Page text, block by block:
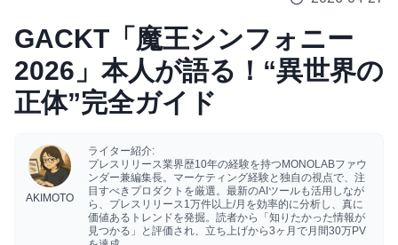
GACKT「魔王シンフォニー
2026」本人が語る！“異世界の
正体”完全ガイド
AKIMOTO
ライター紹介:
プレスリリース業界歴10年の経験を持つMONOLABファウ
ンダー兼編集長。マーケティング経験と独自の視点で、注
目すべきプロダクトを厳選。最新のAIツールも活用しなが
ら、プレスリリース1万件以上/月を効率的に分析し、真に
価値あるトレンドを発掘。読者から「知りたかった情報が
見つかる」と評価され、立ち上げから3ヶ月で月間30万PV